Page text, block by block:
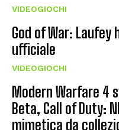
VIDEOGIOCHI
God of War:
ufficiale
VIDEOGIOCHI
Modern Warfare 4
Beta, Call of Duty:
mimetica da